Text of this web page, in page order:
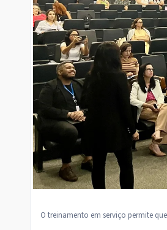
O treinamento em serviço permite